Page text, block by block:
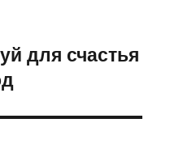
для счастья